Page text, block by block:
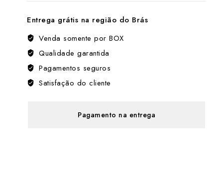
duração
数
量
Entrega grátis na região do Brás
Venda somente por BOX
Qualidade garantida
Pagamentos seguros
Satisfação do cliente
Pagamento na entrega